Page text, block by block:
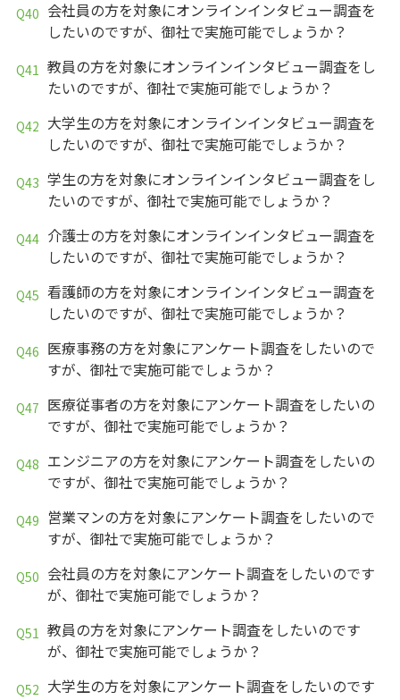
会社員の方を対象にオンラインインタビュー調査を
したいのですが、御社で実施可能でしょうか？
教員の方を対象にオンラインインタビュー調査をし
たいのですが、御社で実施可能でしょうか？
大学生の方を対象にオンラインインタビュー調査を
したいのですが、御社で実施可能でしょうか？
学生の方を対象にオンラインインタビュー調査をし
たいのですが、御社で実施可能でしょうか？
介護士の方を対象にオンラインインタビュー調査を
したいのですが、御社で実施可能でしょうか？
看護師の方を対象にオンラインインタビュー調査を
したいのですが、御社で実施可能でしょうか？
医療事務の方を対象にアンケート調査をしたいので
すが、御社で実施可能でしょうか？
医療従事者の方を対象にアンケート調査をしたいの
ですが、御社で実施可能でしょうか？
エンジニアの方を対象にアンケート調査をしたいの
ですが、御社で実施可能でしょうか？
営業マンの方を対象にアンケート調査をしたいので
すが、御社で実施可能でしょうか？
会社員の方を対象にアンケート調査をしたいのです
が、御社で実施可能でしょうか？
教員の方を対象にアンケート調査をしたいのです
が、御社で実施可能でしょうか？
大学生の方を対象にアンケート調査をしたいのです